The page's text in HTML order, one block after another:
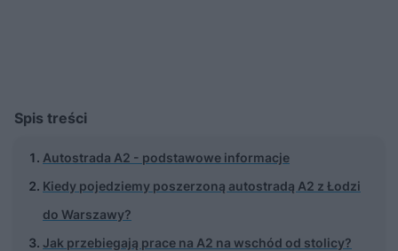
Spis treści
Autostrada A2 - podstawowe informacje
Kiedy pojedziemy poszerzoną autostradą A2 z Łodzi
do Warszawy?
Jak przebiegają prace na A2 na wschód od stolicy?